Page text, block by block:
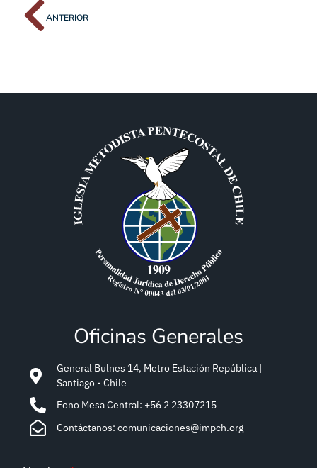
ANTERIOR
Oficinas Generales
General Bulnes 14, Metro Estación República |
Santiago - Chile
Fono Mesa Central: +56 2 23307215
Contáctanos: comunicaciones@impch.org